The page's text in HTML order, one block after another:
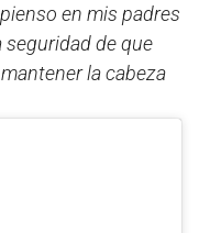
en mis padres
seguridad de que
la cabeza